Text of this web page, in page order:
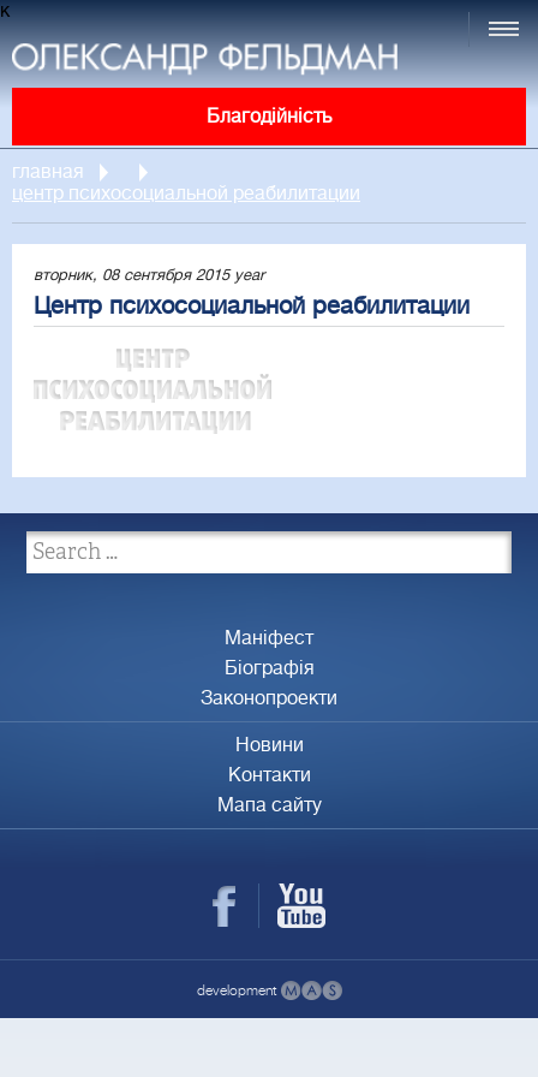
к
Благодійність
главная
центр психосоциальной реабилитации
вторник, 08 сентября 2015 year
Центр психосоциальной реабилитации
Маніфест
Біографія
Законопроекти
Новини
Контакти
Мапа сайту
development